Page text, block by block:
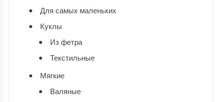
Для самых маленьких
Куклы
Из фетра
Текстильные
Мягкие
Валяные